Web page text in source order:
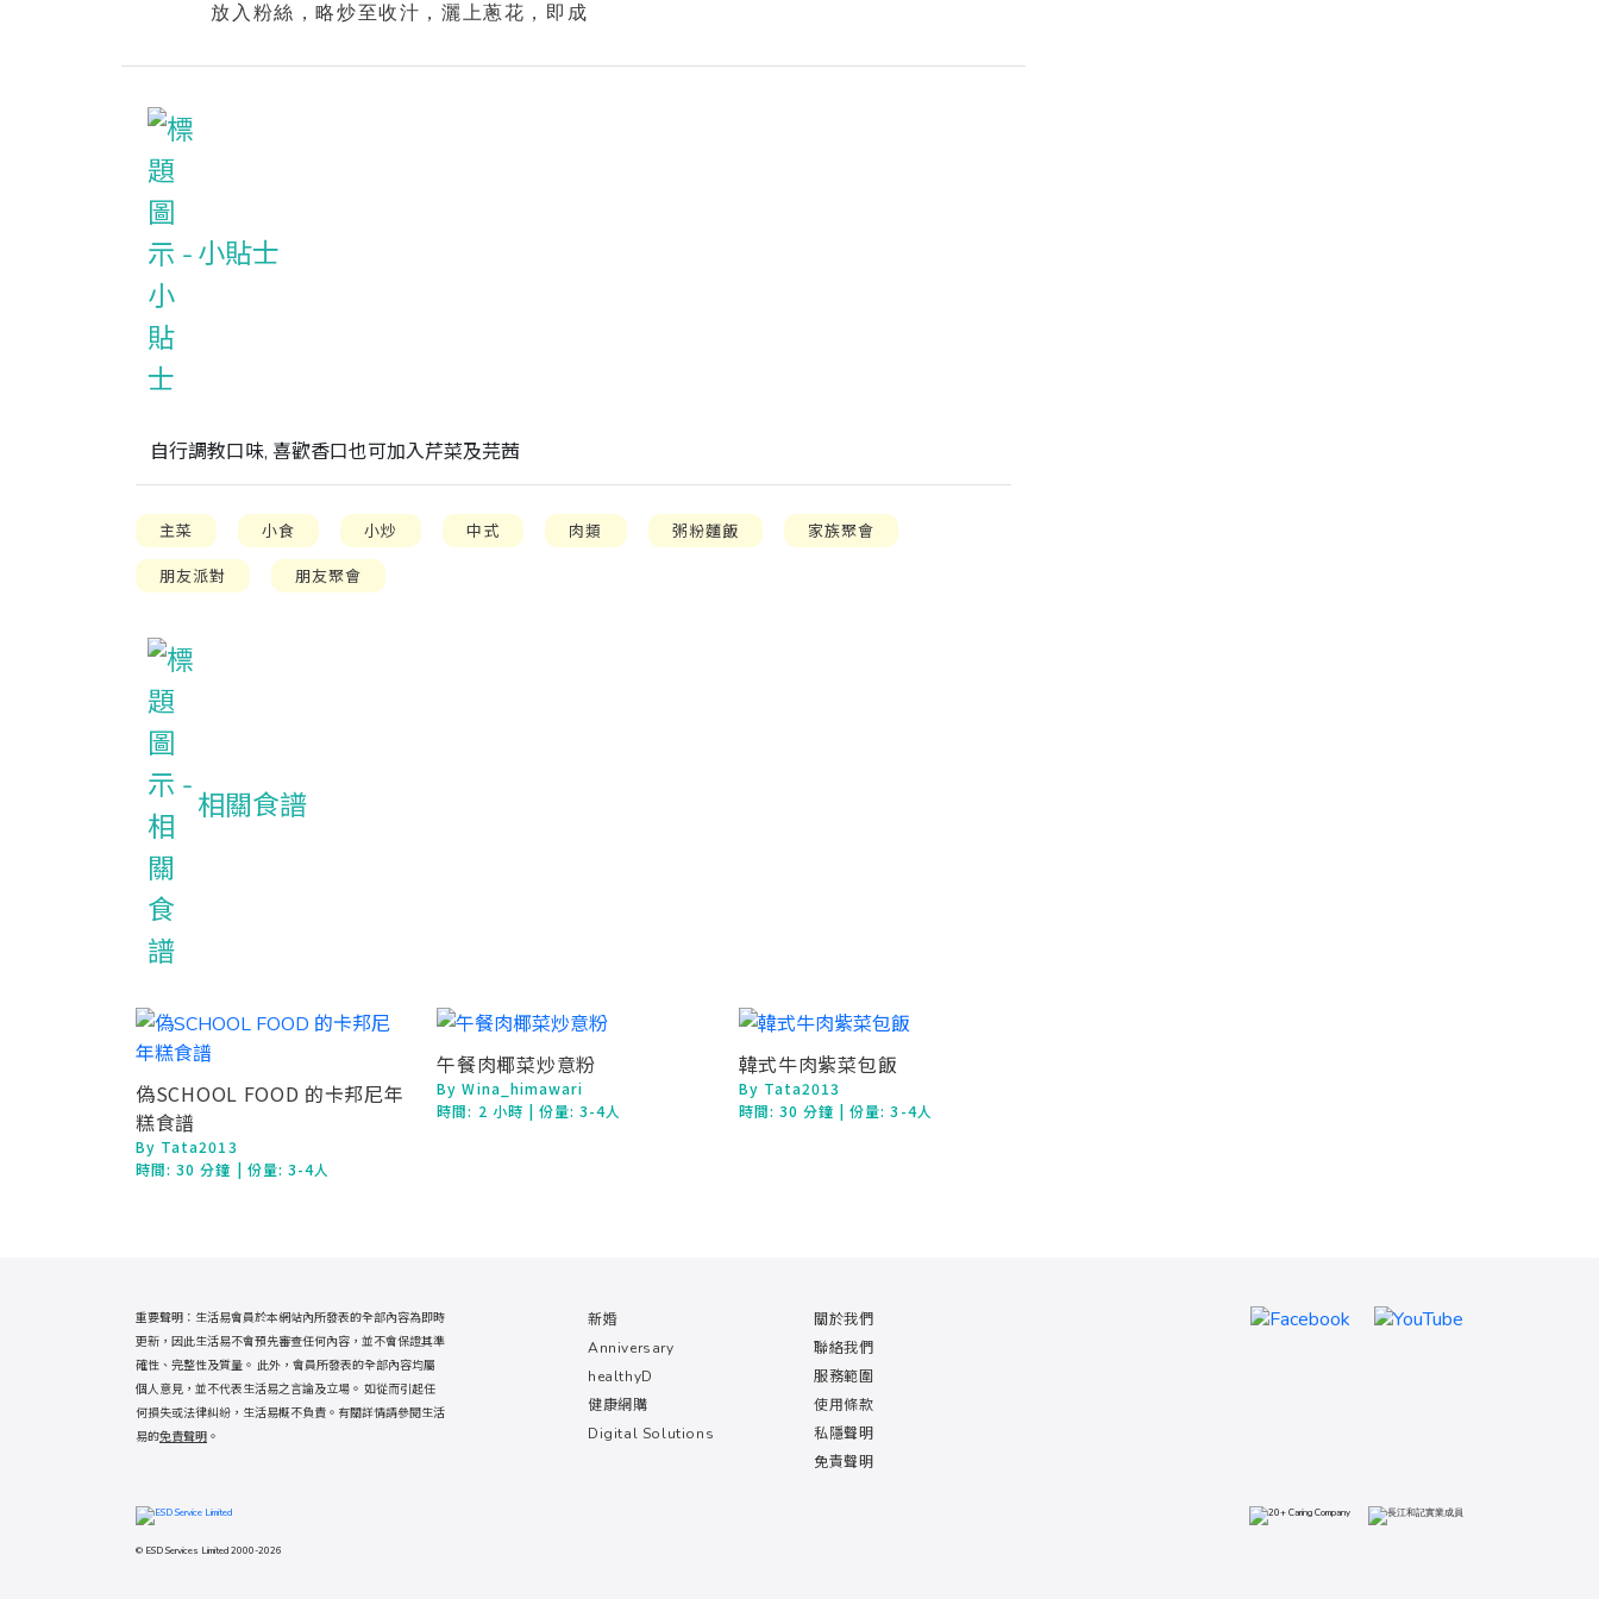
放入粉絲，略炒至收汁，灑上蔥花，即成
小貼士
自行調教口味, 喜歡香口也可加入芹菜及芫茜
主菜 小食 小炒 中式 肉類 粥粉麵飯 家族聚會
朋友派對 朋友聚會
相關食譜
偽SCHOOL FOOD 的卡邦尼年
糕食譜
By Tata2013
時間:30 分鐘 | 份量: 3-4人
午餐肉椰菜炒意粉
By Wina_himawari
時間: 2 小時 | 份量: 3-4人
韓式牛肉紫菜包飯
By Tata2013
時間: 30 分鐘 | 份量: 3-4人
新婚
Anniversary
healthyD
健康網購
Digital Solutions
關於我們
聯絡我們
服務範圍
使用條款
私隱聲明
免責聲明
重要聲明：生活易會員於本網站內所發表的全部內容為即時
更新，因此生活易不會預先審查任何內容，並不會保證其準
確性、完整性及質量。 此外，會員所發表的全部內容均屬
個人意見，並不代表生活易之言論及立場。 如從而引起任
何損失或法律糾紛，生活易概不負責。有關詳情請參閱生活
易的免責聲明 。
© ESD Services Limited 2000-2026